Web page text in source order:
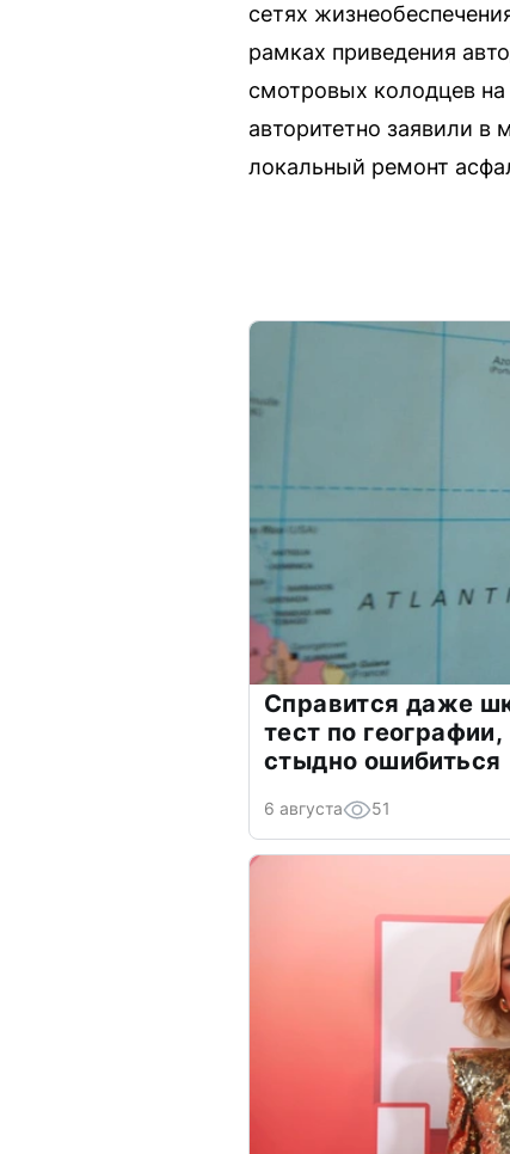
сетях
рамках приведения
смотровых колодцев
авторитетно заявили в
локальный ремонт
Справится даже
тест по
стыдно ошибиться
6 августа 51